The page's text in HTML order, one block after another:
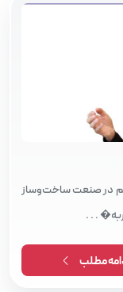
در صنعت ساخت‌وساز
. . .
مطلب